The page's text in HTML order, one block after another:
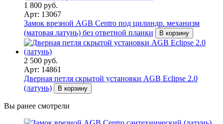
1 800 руб.
Арт: 13067
Замок врезной AGB Centro под цилиндр. механизм
(матовая латунь) без ответной планки
В корзину
2 500 руб.
Арт: 14861
Дверная петля скрытой установки AGB Eclipse 2.0
(латунь)
В корзину
Вы ранее смотрели